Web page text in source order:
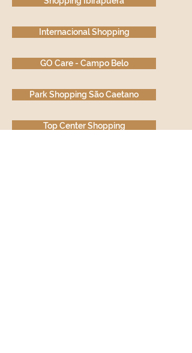
Internacional Shopping
GO Care - Campo Belo
Park Shopping São Caetano
Top Center Shopping